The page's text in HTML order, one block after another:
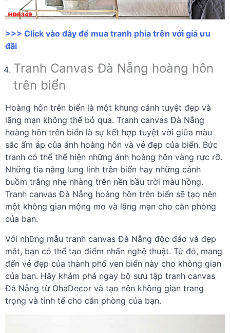
>>> Click vào đây để mua tranh phía trên với giá ưu
đãi
Tranh Canvas Đà Nẵng hoàng hôn
trên biển
Hoàng hôn trên biển là một khung cảnh tuyệt đẹp và
lãng mạn không thể bỏ qua. Tranh canvas Đà Nẵng
hoàng hôn trên biển là sự kết hợp tuyệt vời giữa màu
sắc ấm áp của ánh hoàng hôn và vẻ đẹp của biển. Bức
tranh có thể thể hiện những ánh hoàng hôn vàng rực rỡ.
Những tia nắng lung linh trên biển hay những cánh
buồm trắng nhẹ nhàng trên nền bầu trời màu hồng.
Tranh canvas Đà Nẵng hoàng hôn trên biển sẽ tạo nên
một không gian mộng mơ và lãng mạn cho căn phòng
của bạn.
Với những mẫu tranh canvas Đà Nẵng độc đáo và đẹp
mắt, bạn có thể tạo điểm nhấn nghệ thuật. Từ đó, mang
đến vẻ đẹp của thành phố ven biển này cho không gian
của bạn. Hãy khám phá ngay bộ sưu tập tranh canvas
Đà Nẵng từ OhaDecor và tạo nên không gian trang
trọng và tinh tế cho căn phòng của bạn.